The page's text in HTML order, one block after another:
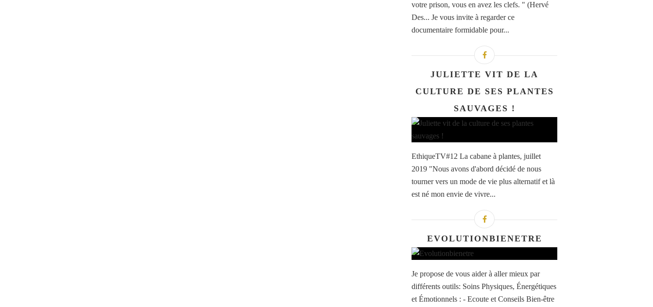
votre prison, vous en avez les clefs. " (Hervé
Des... Je vous invite à regarder ce
documentaire formidable pour...
JULIETTE VIT DE LA
CULTURE DE SES PLANTES
SAUVAGES !
EthiqueTV#12 La cabane à plantes, juillet
2019 "Nous avons d'abord décidé de nous
tourner vers un mode de vie plus alternatif et là
est né mon envie de vivre...
EVOLUTIONBIENETRE
Je propose de vous aider à aller mieux par
différents outils: Soins Physiques, Énergétiques
et Émotionnels : - Ecoute et Conseils Bien-être